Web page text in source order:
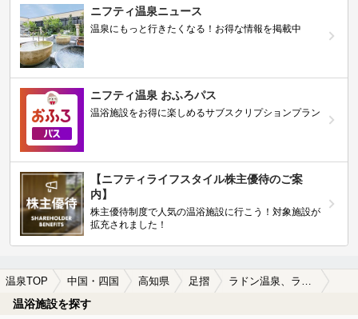
ニフティ温泉ニュース
温泉にもっと行きたくなる！お得な情報を掲載中
ニフティ温泉 おふろパス
温浴施設をお得に楽しめるサブスクリプションプラン
【ニフティライフスタイル株主優待のご案
内】
株主優待制度で人気の温浴施設に行こう！対象施設が
拡充されました！
温泉TOP 中国・四国 高知県 足摺 ラドン温泉、ラジウム温泉が楽しめる足摺の温泉、日帰り温泉、スーパー銭湯おすすめ
温浴施設を探す